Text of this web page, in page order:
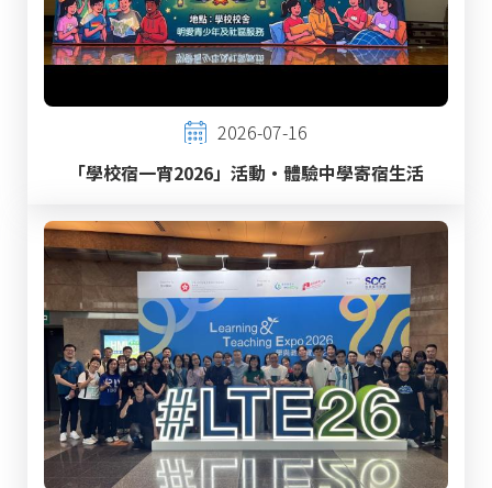
2026-07-16
「學校宿一宵2026」活動‧體驗中學寄宿生活